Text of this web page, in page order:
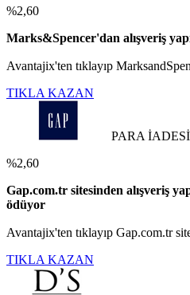
%2,60
Marks&Spencer'dan alışveriş
Avantajix'ten tıklayıp
TIKLA KAZAN
PARA İADESİ
%2,60
Gap.com.tr sitesinden alışveriş
ödüyor
Avantajix'ten tıklayıp Gap.com.tr
TIKLA KAZAN